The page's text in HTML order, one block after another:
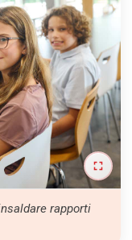
rapporti